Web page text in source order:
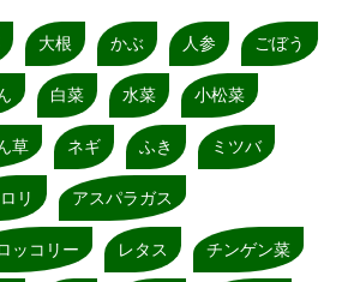
大根 かぶ 人参 ごぼう
白菜 水菜 小松菜
草 ネギ ふき ミツバ
リ アスパラガス
ッコリー レタス チンゲン菜